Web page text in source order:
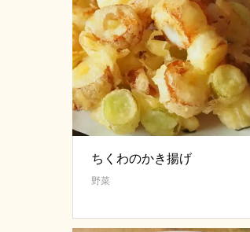
ちくわのかき揚げ
野菜